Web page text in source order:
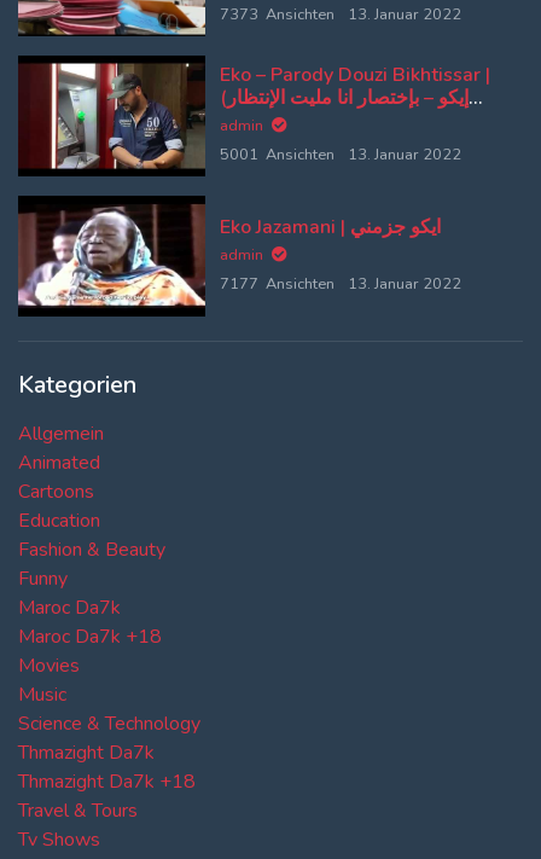
7373 Ansichten
13. Januar 2022
Eko – Parody Douzi Bikhtissar |
(إيكو – بإختصار انا مليت الإنتظار
(پارودي دوزي
admin
5001 Ansichten
13. Januar 2022
Eko Jazamani | ايكو جزمني
admin
7177 Ansichten
13. Januar 2022
Kategorien
Allgemein
Animated
Cartoons
Education
Fashion & Beauty
Funny
Maroc Da7k
Maroc Da7k +18
Movies
Music
Science & Technology
Thmazight Da7k
Thmazight Da7k +18
Travel & Tours
Tv Shows